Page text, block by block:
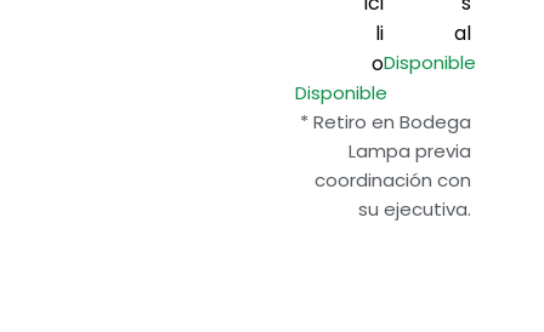
li
o
Disponible
al
Disponible
* Retiro en Bodega
Lampa previa
coordinación con
su ejecutiva.